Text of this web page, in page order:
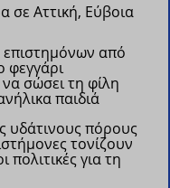
σε Αττική, Εύβοια
επιστημόνων από
φεγγάρι
σώσει τη φίλη
παιδιά
υδάτινους πόρους
τονίζουν
πολιτικές για τη